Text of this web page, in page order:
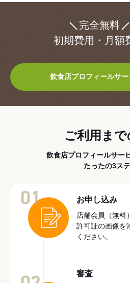
完全無料
初期費用・月額
飲食店プロフィールサ
ご利用ま
飲食店プロフィールサー
たったの3ス
お申し込み
店舗会員（無料
許可証の画像を
ください。
審査